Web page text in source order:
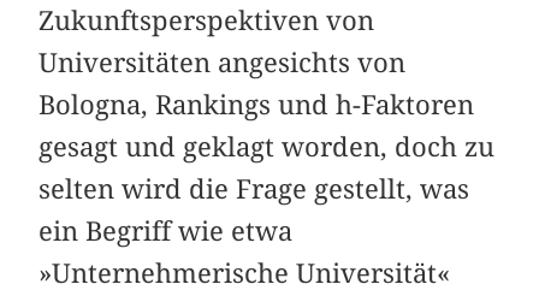
Zukunftsperspektiven von
Universitäten angesichts von
Bologna, Rankings und h-Faktoren
gesagt und geklagt worden, doch zu
selten wird die Frage gestellt, was
ein Begriff wie etwa
»Unternehmerische Universität«